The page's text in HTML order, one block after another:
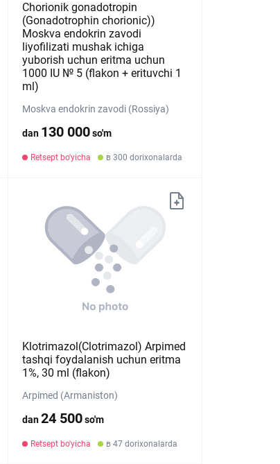
Chorionik gonadotropin
(Gonadotrophin chorionic))
Moskva endokrin zavodi
liyofilizati mushak ichiga
yuborish uchun eritma uchun
1000 IU № 5 (flakon + erituvchi 1
ml)
Moskva endokrin zavodi (Rossiya)
dan 130 000so'm
Retsept bo'yicha в 300 dorixonalarda
Klotrimazol(Clotrimazol) Arpimed
tashqi foydalanish uchun eritma
1%, 30 ml (flakon)
Arpimed (Armaniston)
dan24 500so'm
Retsept bo'yicha в 47 dorixonalarda